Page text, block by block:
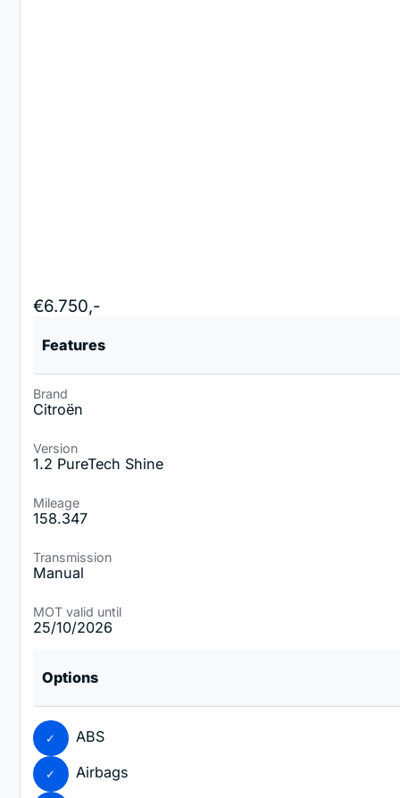
€6.750,-
Features
Brand
Citroën
Version
1.2 PureTech Shine
Mileage
158.347
Transmission
Manual
MOT valid until
25/10/2026
Options
ABS
Airbags